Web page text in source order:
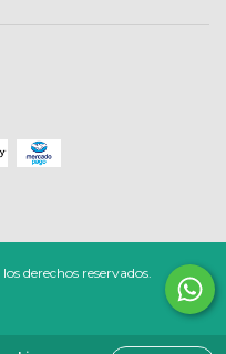
derechos reservados.